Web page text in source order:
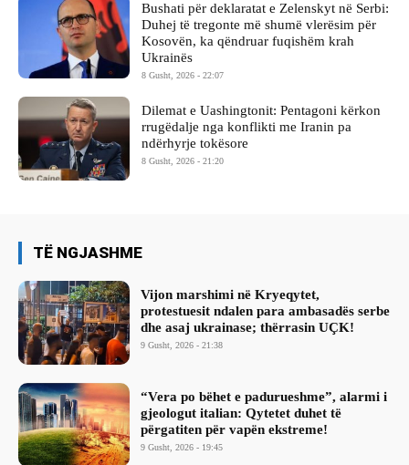
Bushati për deklaratat e Zelenskyt në Serbi:
Duhej të tregonte më shumë vlerësim për
Kosovën, ka qëndruar fuqishëm krah
Ukrainës
8 Gusht, 2026 - 22:07
Dilemat e Uashingtonit: Pentagoni kërkon
rrugëdalje nga konflikti me Iranin pa
ndërhyrje tokësore
8 Gusht, 2026 - 21:20
TË NGJASHME
Vijon marshimi në Kryeqytet,
protestuesit ndalen para ambasadës serbe
dhe asaj ukrainase; thërrasin UÇK!
9 Gusht, 2026 - 21:38
“Vera po bëhet e padurueshme”, alarmi i
gjeologut italian: Qytetet duhet të
përgatiten për vapën ekstreme!
9 Gusht, 2026 - 19:45